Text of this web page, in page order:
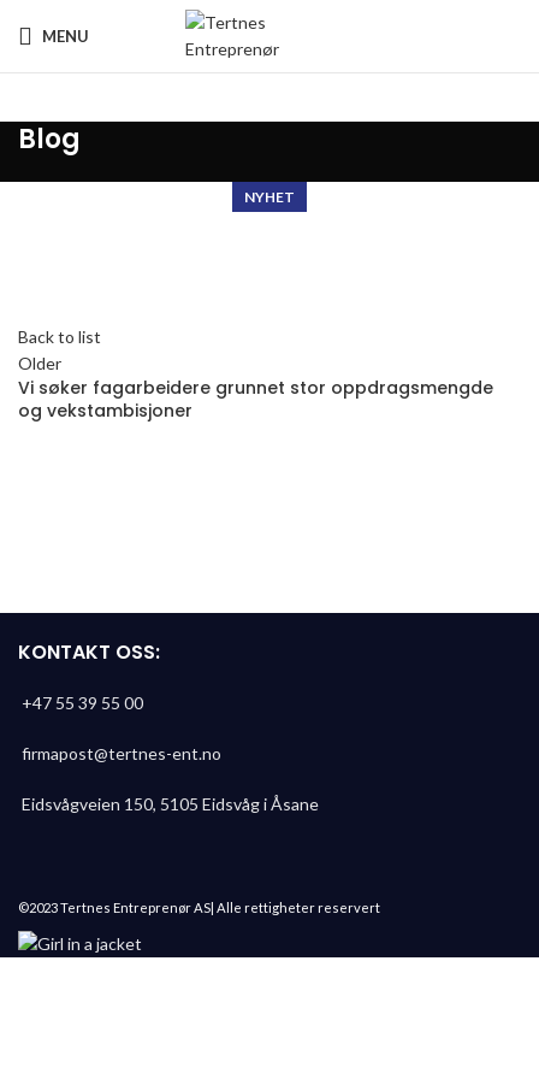
MENU
Blog
NYHET
Back to list
Older
Vi søker fagarbeidere grunnet stor oppdragsmengde
og vekstambisjoner
KONTAKT OSS:
+47 55 39 55 00
firmapost@tertnes-ent.no
Eidsvågveien 150, 5105 Eidsvåg i Åsane
©2023 Tertnes Entreprenør AS| Alle rettigheter reservert